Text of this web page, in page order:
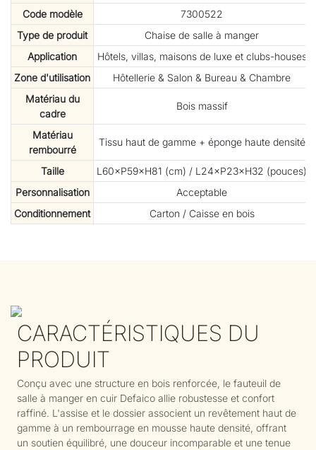
Code modèle
7300522
Type de produit
Chaise de salle à manger
Application
Hôtels, villas, maisons de luxe et clubs-houses
Zone d'utilisation
Hôtellerie & Salon & Bureau & Chambre
Matériau du
cadre
Bois massif
Matériau
rembourré
Tissu haut de gamme + éponge haute densité
Taille
L60×P59×H81 (cm) / L24×P23×H32 (pouces)
Personnalisation
Acceptable
Conditionnement
Carton / Caisse en bois
CARACTÉRISTIQUES DU
PRODUIT
Conçu avec une structure en bois renforcée, le fauteuil de
salle à manger en cuir Defaico allie robustesse et confort
raffiné. L'assise et le dossier associent un revêtement haut de
gamme à un rembourrage en mousse haute densité, offrant
un soutien équilibré, une douceur incomparable et une tenue